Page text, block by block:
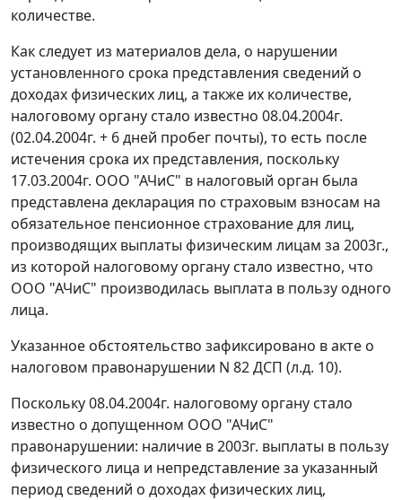
количестве.
Как следует из материалов дела, о нарушении
установленного срока представления сведений о
доходах физических лиц, а также их количестве,
налоговому органу стало известно 08.04.2004г.
(02.04.2004г. + 6 дней пробег почты), то есть после
истечения срока их представления, поскольку
17.03.2004г. ООО "АЧиС" в налоговый орган была
представлена декларация по страховым взносам на
обязательное пенсионное страхование для лиц,
производящих выплаты физическим лицам за 2003г.,
из которой налоговому органу стало известно, что
ООО "АЧиС" производилась выплата в пользу одного
лица.
Указанное обстоятельство зафиксировано в акте о
налоговом правонарушении N 82 ДСП (л.д. 10).
Поскольку 08.04.2004г. налоговому органу стало
известно о допущенном ООО "АЧиС"
правонарушении: наличие в 2003г. выплаты в пользу
физического лица и непредставление за указанный
период сведений о доходах физических лиц,